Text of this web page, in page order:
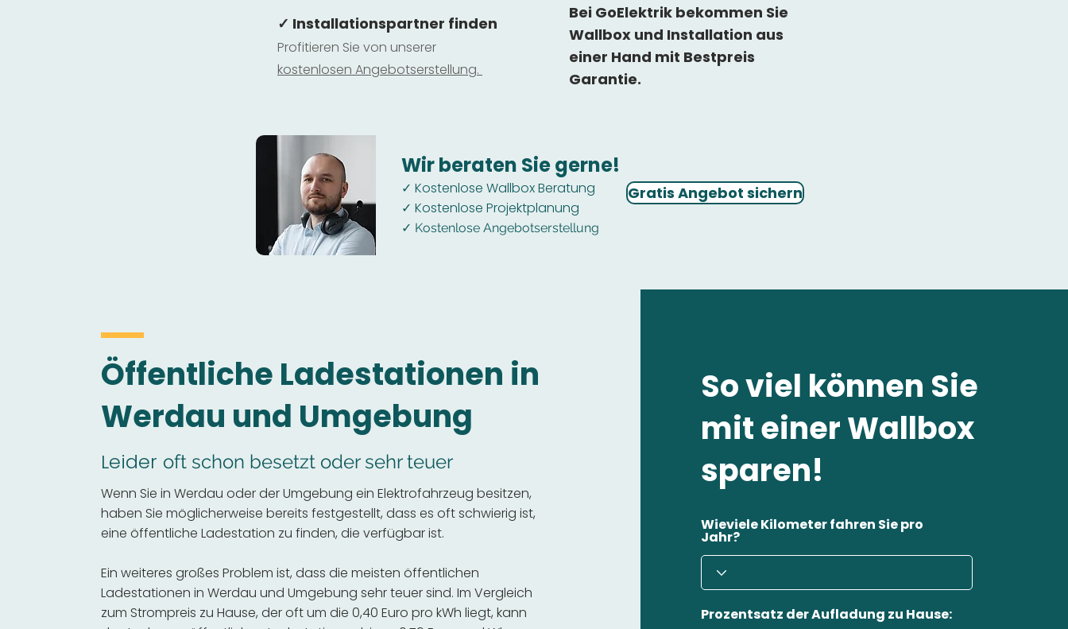
✓ Installationspartner finden
Profitieren Sie von unserer
kostenlosen Angebotserstellung.
Bei GoElektrik bekommen Sie
Wallbox und Installation aus
einer Hand mit Bestpreis
Garantie.
Wir beraten Sie gerne!
✓ Kostenlose Wallbox Beratung
✓ Kostenlose Projektplanung
✓ Kostenlose Angebotserstellung
Gratis Angebot sichern
Öffentliche Ladestationen in
Werdau und Umgebung
Leider oft schon besetzt oder sehr teuer
Wenn Sie in Werdau oder der Umgebung ein Elektrofahrzeug besitzen,
haben Sie möglicherweise bereits festgestellt, dass es oft schwierig ist,
eine öffentliche Ladestation zu finden, die verfügbar ist.
Ein weiteres großes Problem ist, dass die meisten öffentlichen
Ladestationen in Werdau und Umgebung sehr teuer sind. Im Vergleich
zum Strompreis zu Hause, der oft um die 0,40 Euro pro kWh liegt, kann
So viel können Sie
mit einer Wallbox
sparen!
Wieviele Kilometer fahren Sie pro
Jahr?
Prozentsatz der Aufladung zu Hause: